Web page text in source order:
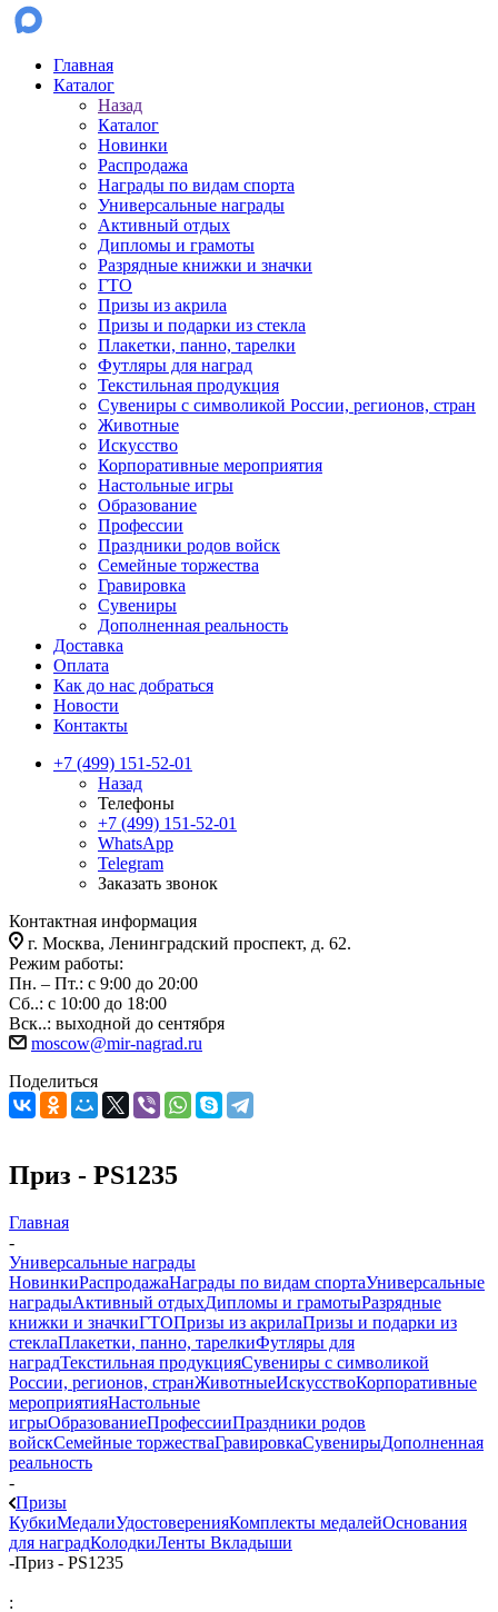
Главная
Каталог
Назад
Каталог
Новинки
Распродажа
Награды по видам спорта
Универсальные награды
Активный отдых
Дипломы и грамоты
Разрядные книжки и значки
ГТО
Призы из акрила
Призы и подарки из стекла
Плакетки, панно, тарелки
Футляры для наград
Текстильная продукция
Сувениры с символикой России, регионов, стран
Животные
Искусство
Корпоративные мероприятия
Настольные игры
Образование
Профессии
Праздники родов войск
Семейные торжества
Гравировка
Сувениры
Дополненная реальность
Доставка
Оплата
Как до нас добраться
Новости
Контакты
+7 (499) 151-52-01
Назад
Телефоны
+7 (499) 151-52-01
WhatsApp
Telegram
Заказать звонок
Контактная информация
г. Москва, Ленинградский проспект, д. 62.
Режим работы:
Пн. – Пт.: с 9:00 до 20:00
Сб..: с 10:00 до 18:00
Вск..: выходной до сентября
moscow@mir-nagrad.ru
Поделиться
Приз - PS1235
Главная
-
Универсальные награды
НовинкиРаспродажаНаграды по видам спортаУниверсальные
наградыАктивный отдыхДипломы и грамотыРазрядные
книжки и значкиГТОПризы из акрилаПризы и подарки из
стеклаПлакетки, панно, тарелкиФутляры для
наградТекстильная продукцияСувениры с символикой
России, регионов, странЖивотныеИскусствоКорпоративные
мероприятияНастольные
игрыОбразованиеПрофессииПраздники родов
войскСемейные торжестваГравировкаСувенирыДополненная
реальность
-
Призы
КубкиМедалиУдостоверенияКомплекты медалейОснования
для наградКолодкиЛенты Вкладыши
-Приз - PS1235
: